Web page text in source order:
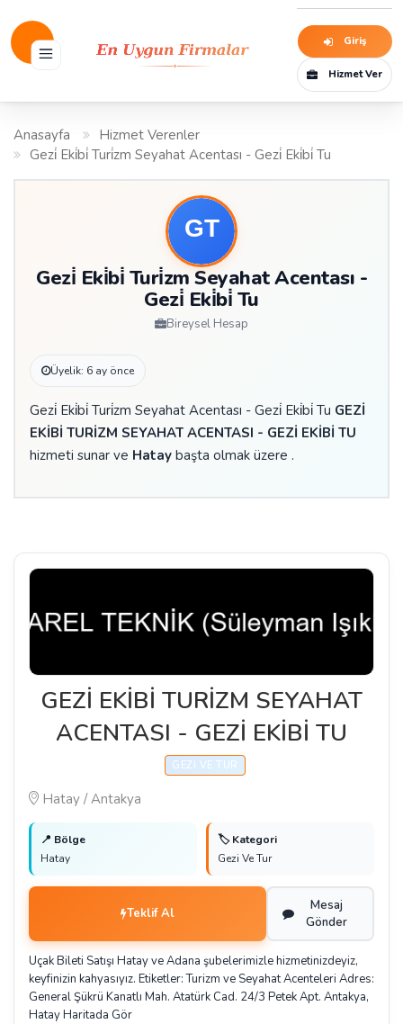
Giriş
Hizmet Ver
Anasayfa
Hizmet Verenler
Gezi̇ Eki̇bi̇ Turi̇zm Seyahat Acentası - Gezi̇ Eki̇bi̇ Tu
Gezi̇ Eki̇bi̇ Turi̇zm Seyahat Acentası -
Gezi̇ Eki̇bi̇ Tu
Bireysel Hesap
Üyelik: 6 ay önce
Gezi̇ Eki̇bi̇ Turi̇zm Seyahat Acentası - Gezi̇ Eki̇bi̇ Tu GEZİ
EKİBİ TURİZM SEYAHAT ACENTASI - GEZİ EKİBİ TU
hizmeti sunar ve Hatay başta olmak üzere .
GEZİ EKİBİ TURİZM SEYAHAT
ACENTASI - GEZİ EKİBİ TU
GEZI VE TUR
Hatay / Antakya
📍 Bölge
Hatay
🏷️ Kategori
Gezi Ve Tur
Teklif Al
Mesaj
Gönder
Uçak Bileti Satışı Hatay ve Adana şubelerimizle hizmetinizdeyiz,
keyfinizin kahyasıyız. Etiketler: Turizm ve Seyahat Acenteleri Adres:
General Şükrü Kanatlı Mah. Atatürk Cad. 24/3 Petek Apt. Antakya,
Hatay Haritada Gör